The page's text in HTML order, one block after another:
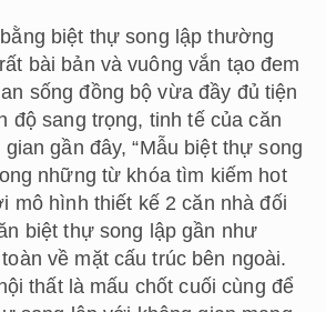
biệt thự song lập thường
bài bản và vuông vắn tạo đem
sống đồng bộ vừa đầy đủ tiện
độ sang trọng, tinh tế của căn
gần đây, “Mẫu biệt thự song
những từ khóa tìm kiếm hot
mô hình thiết kế 2 căn nhà đối
biệt thự song lập gần như
về mặt cấu trúc bên ngoài.
thất là mấu chốt cuối cùng để